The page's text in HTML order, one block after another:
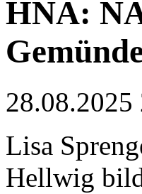
HNA:
28.08.2025
Lisa
Hellwig